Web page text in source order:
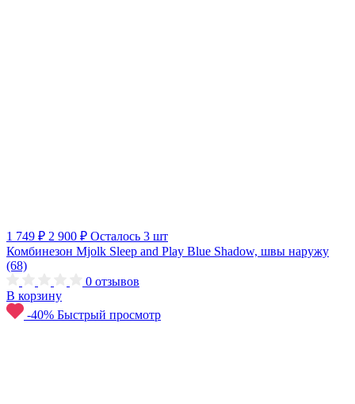
1 749 ₽ 2 900 ₽ Осталось 3 шт
Комбинезон Mjolk Sleep and Play Blue Shadow, швы наружу
(68)
0 отзывов
В корзину
-40% Быстрый просмотр